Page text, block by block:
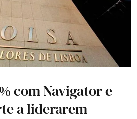
com Navigator e
a liderarem